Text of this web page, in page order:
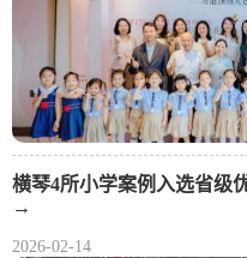
横琴4所小学案例入选省级
→
2026-02-14